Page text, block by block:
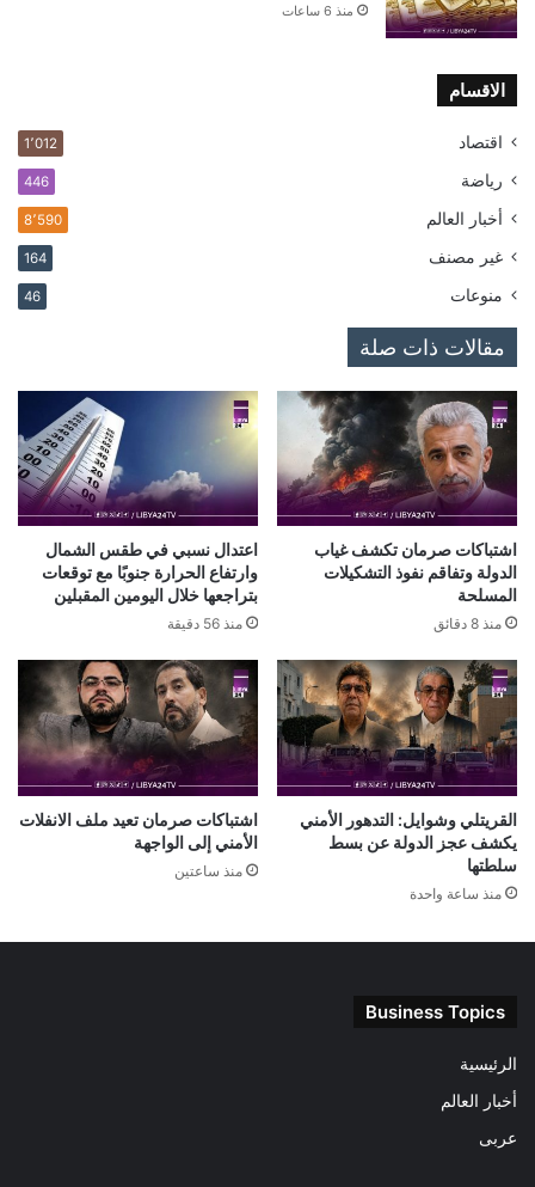
منذ 6 ساعات
الاقسام
اقتصاد 1٬012
رياضة 446
أخبار العالم 8٬590
غير مصنف 164
منوعات 46
مقالات ذات صلة
اشتباكات صرمان تكشف غياب
الدولة وتفاقم نفوذ التشكيلات
المسلحة
منذ 8 دقائق
اعتدال نسبي في طقس الشمال
وارتفاع الحرارة جنوبًا مع توقعات
بتراجعها خلال اليومين المقبلين
منذ 56 دقيقة
القريتلي وشوايل: التدهور الأمني
يكشف عجز الدولة عن بسط
سلطتها
منذ ساعة واحدة
اشتباكات صرمان تعيد ملف الانفلات
الأمني إلى الواجهة
منذ ساعتين
Business Topics
الرئيسية
أخبار العالم
عربى